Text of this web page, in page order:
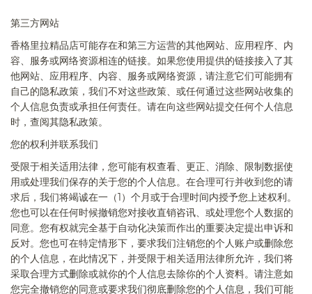
第三方网站
香格里拉精品店可能存在和第三方运营的其他网站、应用程序、内
容、服务或网络资源相连的链接。如果您使用提供的链接接入了其
他网站、应用程序、内容、服务或网络资源，请注意它们可能拥有
自己的隐私政策，我们不对这些政策、或任何通过这些网站收集的
个人信息负责或承担任何责任。请在向这些网站提交任何个人信息
时，查阅其隐私政策。
您的权利并联系我们
受限于相关适用法律，您可能有权查看、更正、消除、限制数据使
用或处理我们保存的关于您的个人信息。在合理可行并收到您的请
求后，我们将竭诚在一（1）个月或于合理时间内授予您上述权利。
您也可以在任何时候撤销您对接收直销咨讯、或处理您个人数据的
同意。您有权就完全基于自动化决策而作出的重要决定提出申诉和
反对。您也可在特定情形下，要求我们注销您的个人账户或删除您
的个人信息，在此情况下，并受限于相关适用法律所允许，我们将
采取合理方式删除或就你的个人信息去除你的个人资料。请注意如
您完全撤销您的同意或要求我们彻底删除您的个人信息，我们可能